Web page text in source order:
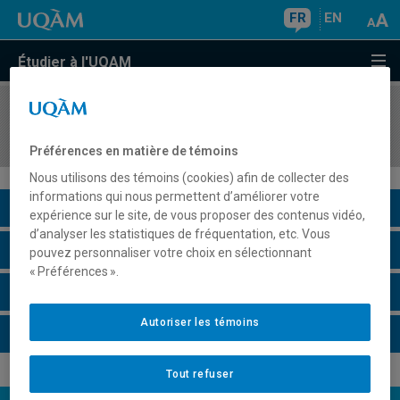
FR EN
Étudier à l'UQAM
COURS//
Description du cours
Horaire - Été 2026
Préférences en matière de témoins
Nous utilisons des témoins (cookies) afin de collecter des
informations qui nous permettent d’améliorer votre
expérience sur le site, de vous proposer des contenus vidéo,
d’analyser les statistiques de fréquentation, etc. Vous
pouvez personnaliser votre choix en sélectionnant
« Préférences ».
Tout refuser
Autoriser les témoins